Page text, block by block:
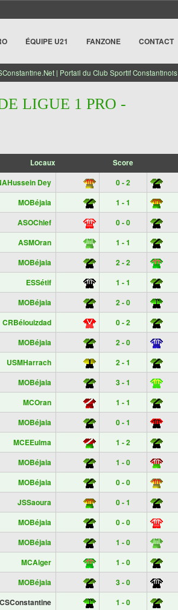
ÉQUIPE U21 FANZONE CONTACT
| Portail du Club Sportif Constantinois
LIGUE 1 PRO -
Locaux Score
Dey 0 - 2
MOBéjaia 1 - 1
ASOChlef 0 - 0
ASMOran 1 - 1
MOBéjaia 2 - 2
ESSétif 1 - 1
MOBéjaia 2 - 0
CRBélouizdad 0 - 2
MOBéjaia 2 - 0
USMHarrach 2 - 1
MOBéjaia 3 - 1
MCOran 1 - 1
MOBéjaia 0 - 1
MCEEulma 1 - 2
MOBéjaia 1 - 0
MOBéjaia 0 - 0
JSSaoura 0 - 1
MOBéjaia 0 - 0
MOBéjaia 1 - 0
MCAlger 1 - 0
MOBéjaia 3 - 0
CSConstantine 1 - 0